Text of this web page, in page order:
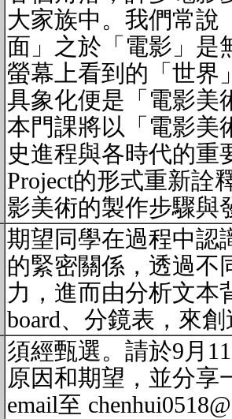
大家族中。我們常說
面」之於「電影」是
螢幕上看到的「世界
具象化便是「電影美
本門課將以「電影美
史進程與各時代的重
Project的形式重新詮
影美術的製作步驟與
期望同學在過程中認
的緊密關係，透過不
力，進而由分析文本
board、分鏡表，來
須經甄選。請於9月
原因和期望，並分享
email至